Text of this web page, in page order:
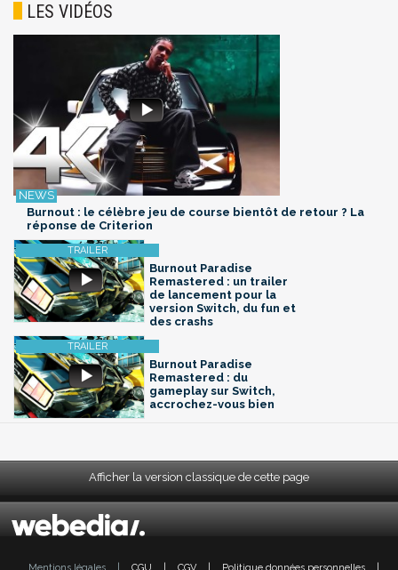
LES VIDÉOS
Burnout : le célèbre jeu de course bientôt de retour ? La
réponse de Criterion
Burnout Paradise
Remastered : un trailer
de lancement pour la
version Switch, du fun et
des crashs
Burnout Paradise
Remastered : du
gameplay sur Switch,
accrochez-vous bien
Afficher la version classique de cette page
Mentions légales CGU CGV Politique données personnelles